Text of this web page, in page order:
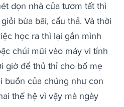
dọn nhà cửa tươm tất thì
bừa bãi, cẩu thả. Và thời
học ra thì lại gắn mình
chúi mũi vào máy vi tính
giờ để thủ thỉ cho bố mẹ
buồn của chúng như con
thế hệ vì vậy mà ngày